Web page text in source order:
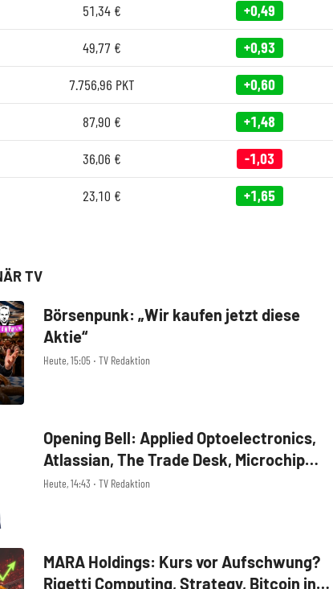
51,34 € +0,49
49,77 € +0,93
7.756,96 PKT +0,60
87,90 € +1,48
36,06 € -1,03
23,10 € +1,65
TV
Heute, 15:05 ‧ TV Redaktion
Börsenpunk: „Wir kaufen jetzt diese
Aktie“
Heute, 14:43 ‧ TV Redaktion
Opening Bell: Applied Optoelectronics,
Atlassian, The Trade Desk, Microchip
Technology, Alphabet, Airbnb, Western
MARA Holdings: Kurs vor Aufschwung?
Rigetti Computing, Strategy, Bitcoin in